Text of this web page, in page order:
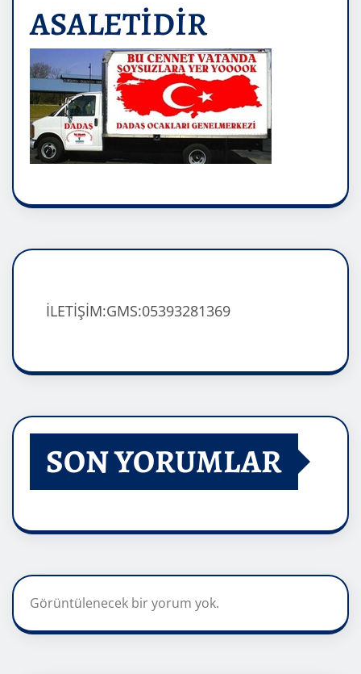
ASALETİDİR
İLETİŞİM:GMS:05393281369
SON YORUMLAR
Görüntülenecek bir yorum yok.